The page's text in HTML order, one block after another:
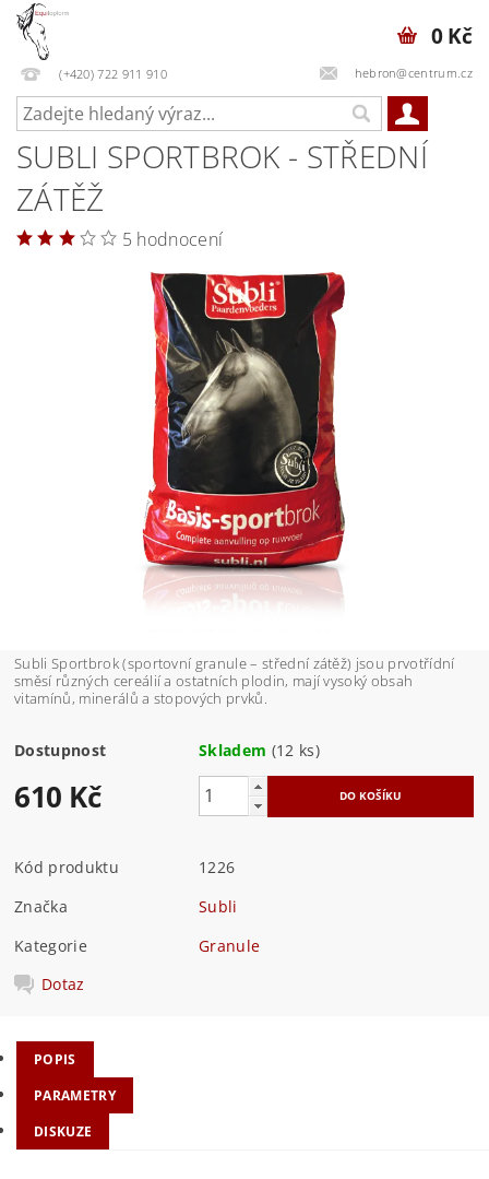
(+420) 722 911 910 hebron@centrum.cz
0 Kč
SUBLI SPORTBROK - STŘEDNÍ
ZÁTĚŽ
5 hodnocení
Subli Sportbrok (sportovní granule – střední zátěž) jsou prvotřídní
směsí různých cereálií a ostatních plodin, mají vysoký obsah
vitamínů, minerálů a stopových prvků.
Dostupnost Skladem (12 ks)
610 Kč
Kód produktu
1226
Značka
Subli
Kategorie
Granule
Dotaz
POPIS
PARAMETRY
DISKUZE